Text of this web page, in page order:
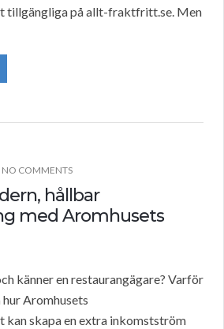
tillgängliga på allt-fraktfritt.se. Men
NO COMMENTS
hållbar
med Aromhusets
känner en restaurangägare? Varför
Aromhusets
skapa en extra inkomstström